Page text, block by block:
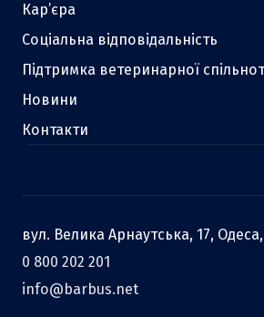
Кар’єра
Соціальна відповідальність
Підтримка ветеринарної
Новини
Контакти
вул. Велика Арнаутська, 17,
0 800 202 201
info@barbus.net